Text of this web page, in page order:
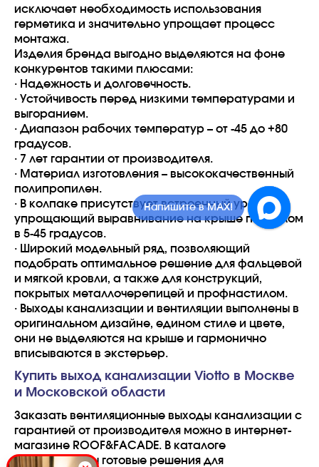
исключает необходимость использования
герметика и значительно упрощает процесс
монтажа.
Изделия бренда выгодно выделяются на фоне
конкурентов такими плюсами:
· Надежность и долговечность.
· Устойчивость перед низкими температурами и
выгоранием.
· Диапазон рабочих температур – от -45 до +80
градусов.
· 7 лет гарантии от производителя.
· Материал изготовления – высококачественный
полипропилен.
· В колпаке присутствует встроенный уровень,
упрощающий выравнивание на крыше под углом
в 5-45 градусов.
· Широкий модельный ряд, позволяющий
подобрать оптимальное решение для фальцевой
и мягкой кровли, а также для конструкций,
покрытых металлочерепицей и профнастилом.
· Выходы канализации и вентиляции выполнены в
оригинальном дизайне, едином стиле и цвете,
они не выделяются на крыше и гармонично
вписываются в экстерьер.
Купить выход канализации Viotto в Москве
и Московской области
Заказать вентиляционные выходы канализации с
гарантией от производителя можно в интернет-
магазине ROOF&FACADE. В каталоге
представлены готовые решения для
Напишите в MAX!